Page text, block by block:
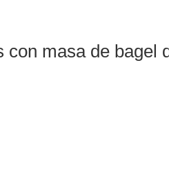
masa de bagel